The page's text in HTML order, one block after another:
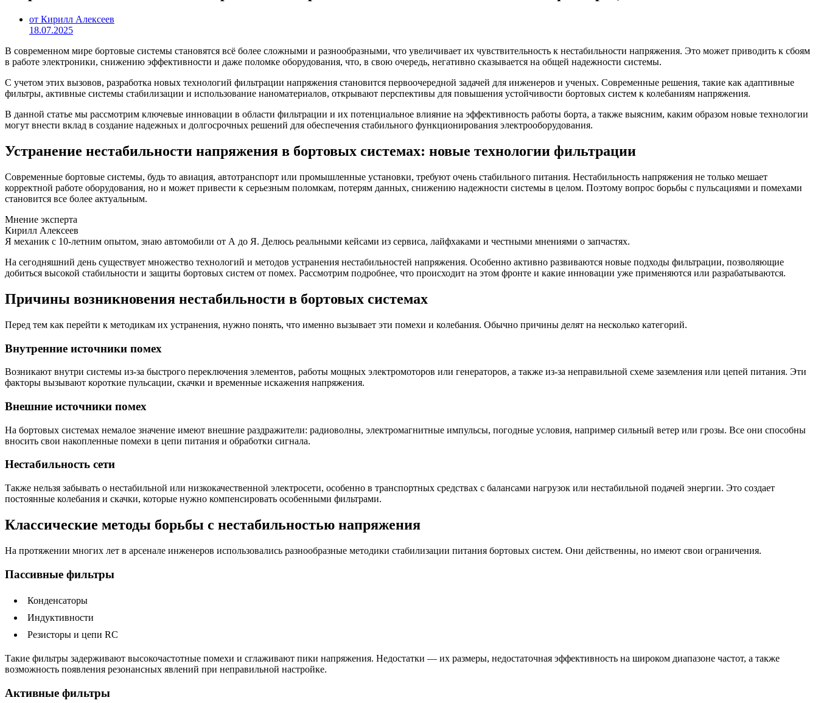
от Кирилл Алексеев
18.07.2025
В современном мире бортовые системы становятся всё более сложными и разнообразными, что увеличивает их чувствительность к нестабильности напряжения. Это может приводить к сбоям
в работе электроники, снижению эффективности и даже поломке оборудования, что, в свою очередь, негативно сказывается на общей надежности системы.
С учетом этих вызовов, разработка новых технологий фильтрации напряжения становится первоочередной задачей для инженеров и ученых. Современные решения, такие как адаптивные
фильтры, активные системы стабилизации и использование наноматериалов, открывают перспективы для повышения устойчивости бортовых систем к колебаниям напряжения.
В данной статье мы рассмотрим ключевые инновации в области фильтрации и их потенциальное влияние на эффективность работы борта, а также выясним, каким образом новые технологии
могут внести вклад в создание надежных и долгосрочных решений для обеспечения стабильного функционирования электрооборудования.
Устранение нестабильности напряжения в бортовых системах: новые технологии фильтрации
Современные бортовые системы, будь то авиация, автотранспорт или промышленные установки, требуют очень стабильного питания. Нестабильность напряжения не только мешает
корректной работе оборудования, но и может привести к серьезным поломкам, потерям данных, снижению надежности системы в целом. Поэтому вопрос борьбы с пульсациями и помехами
становится все более актуальным.
Мнение эксперта
Кирилл Алексеев
Я механик с 10-летним опытом, знаю автомобили от А до Я. Делюсь реальными кейсами из сервиса, лайфхаками и честными мнениями о запчастях.
На сегодняшний день существует множество технологий и методов устранения нестабильностей напряжения. Особенно активно развиваются новые подходы фильтрации, позволяющие
добиться высокой стабильности и защиты бортовых систем от помех. Рассмотрим подробнее, что происходит на этом фронте и какие инновации уже применяются или разрабатываются.
Причины возникновения нестабильности в бортовых системах
Перед тем как перейти к методикам их устранения, нужно понять, что именно вызывает эти помехи и колебания. Обычно причины делят на несколько категорий.
Внутренние источники помех
Возникают внутри системы из-за быстрого переключения элементов, работы мощных электромоторов или генераторов, а также из-за неправильной схеме заземления или цепей питания. Эти
факторы вызывают короткие пульсации, скачки и временные искажения напряжения.
Внешние источники помех
На бортовых системах немалое значение имеют внешние раздражители: радиоволны, электромагнитные импульсы, погодные условия, например сильный ветер или грозы. Все они способны
вносить свои накопленные помехи в цепи питания и обработки сигнала.
Нестабильность сети
Также нельзя забывать о нестабильной или низкокачественной электросети, особенно в транспортных средствах с балансами нагрузок или нестабильной подачей энергии. Это создает
постоянные колебания и скачки, которые нужно компенсировать особенными фильтрами.
Классические методы борьбы с нестабильностью напряжения
На протяжении многих лет в арсенале инженеров использовались разнообразные методики стабилизации питания бортовых систем. Они действенны, но имеют свои ограничения.
Пассивные фильтры
Конденсаторы
Индуктивности
Резисторы и цепи RC
Такие фильтры задерживают высокочастотные помехи и сглаживают пики напряжения. Недостатки — их размеры, недостаточная эффективность на широком диапазоне частот, а также
возможность появления резонансных явлений при неправильной настройке.
Активные фильтры